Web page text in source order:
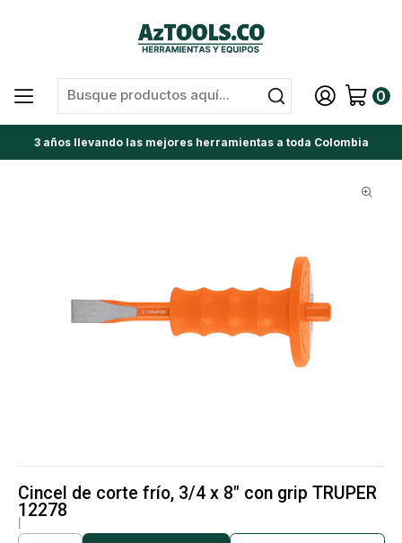
0
3 años llevando las mejores herramientas a toda Colombia
Cincel de corte frío, 3/4 x 8" con grip TRUPER
12278